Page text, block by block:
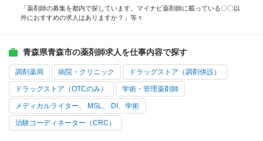
「薬剤師の募集を都内で探しています。マイナビ薬剤師に載っている〇〇以
外におすすめの求人はありますか？」等々
青森県青森市の薬剤師求人を仕事内容で探す
調剤薬局 病院・クリニック ドラッグストア（調剤併設）
ドラッグストア（OTCのみ） 学術・管理薬剤師
メディカルライター、 MSL、 DI、学術
治験コーディネーター（CRC）